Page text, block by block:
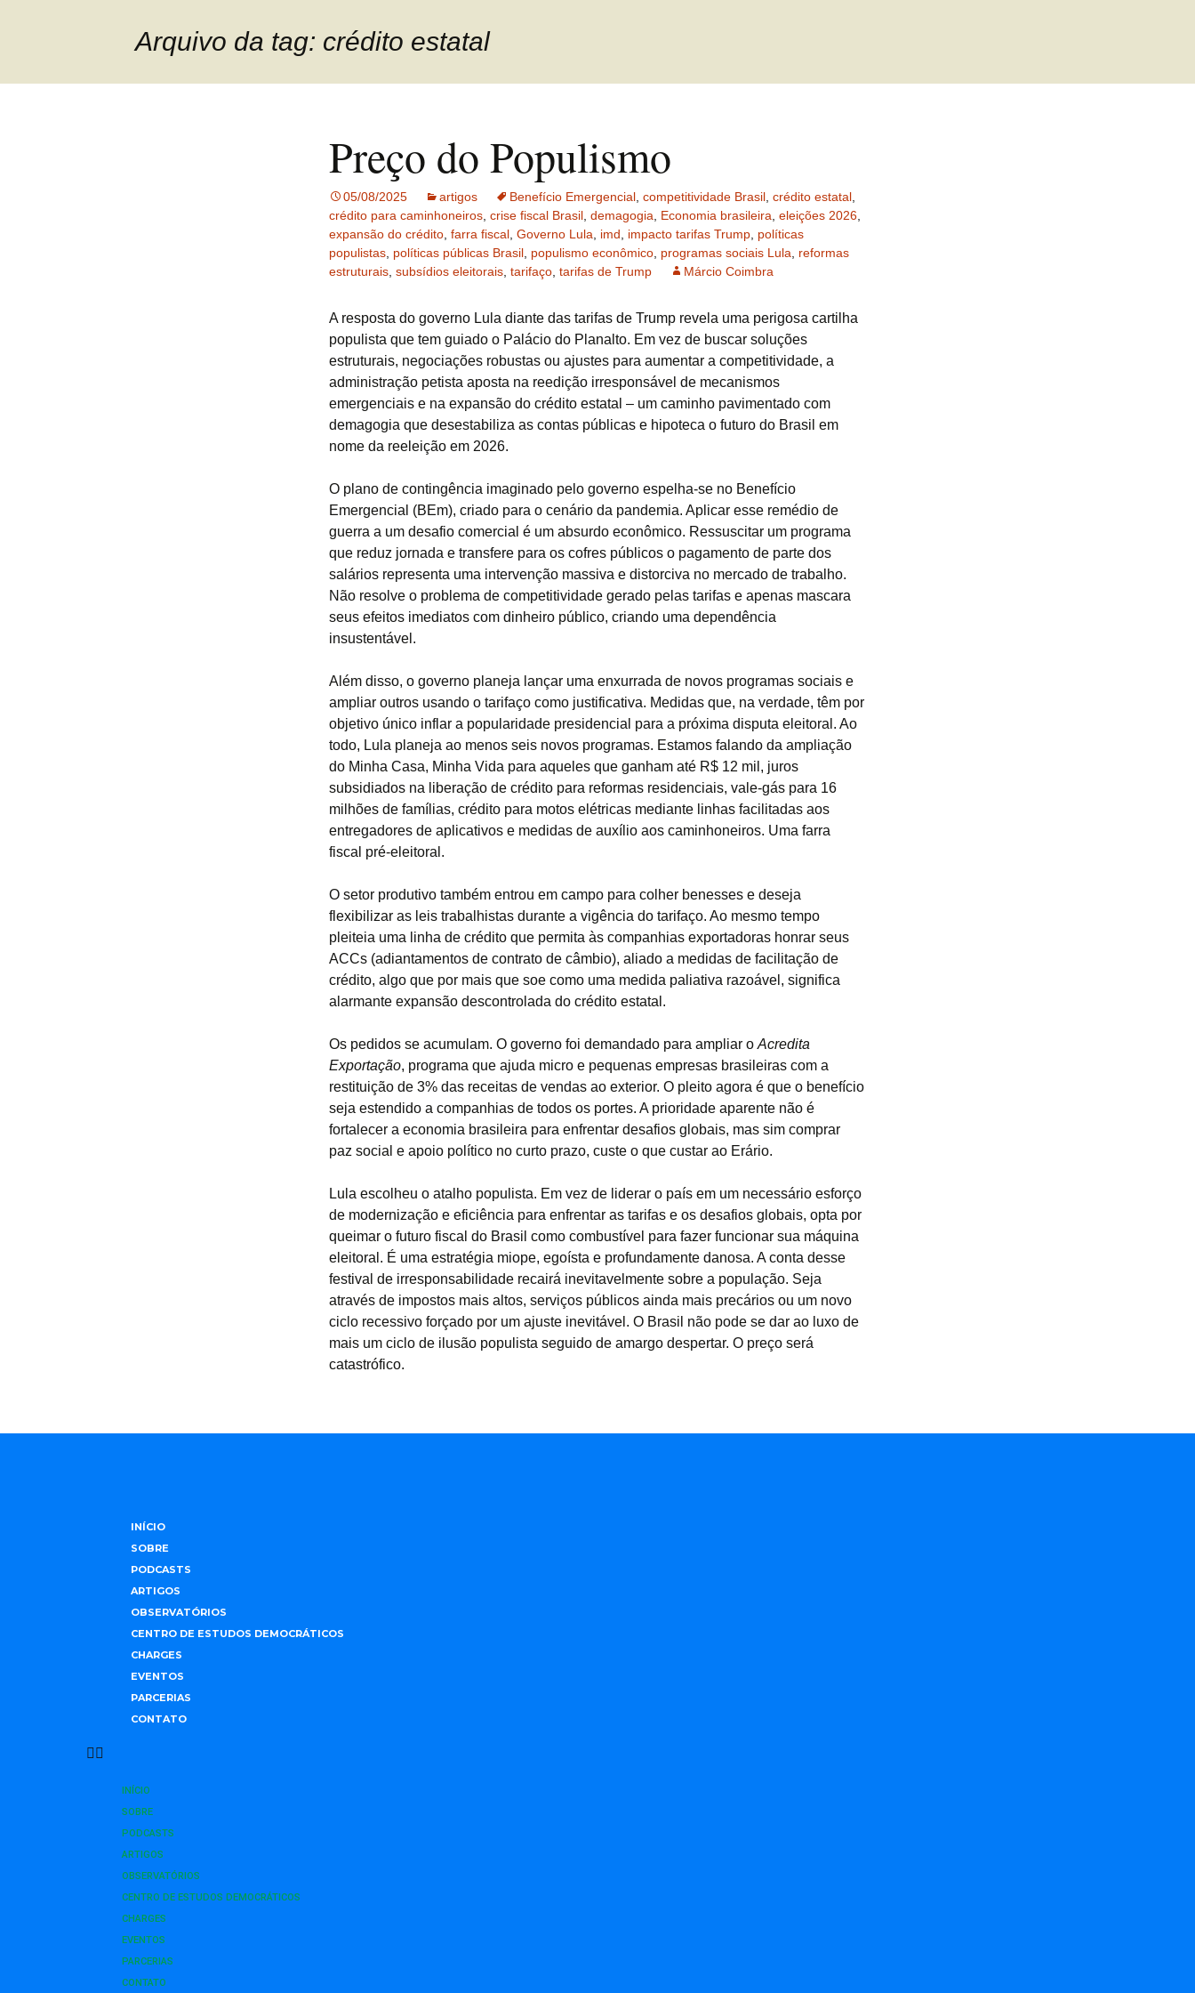
Arquivo da tag: crédito estatal
Preço do Populismo
05/08/2025 artigos Benefício Emergencial competitividade Brasil crédito estatal
crédito para caminhoneiros crise fiscal Brasil demagogia Economia brasileira eleições 2026
expansão do crédito farra fiscal Governo Lula imd impacto tarifas Trump políticas
populistas políticas públicas Brasil populismo econômico programas sociais Lula
reformas
estruturais subsídios eleitorais tarifaço tarifas de Trump Márcio Coimbra
A resposta do governo Lula diante das tarifas de Trump revela uma perigosa cartilha
populista que tem guiado o Palácio do Planalto. Em vez de buscar soluções
estruturais, negociações robustas ou ajustes para aumentar a competitividade, a
administração petista aposta na reedição irresponsável de mecanismos
emergenciais e na expansão do crédito estatal – um caminho pavimentado com
demagogia que desestabiliza as contas públicas e hipoteca o futuro do Brasil em
nome da reeleição em 2026.
O plano de contingência imaginado pelo governo espelha-se no Benefício
Emergencial (BEm), criado para o cenário da pandemia. Aplicar esse remédio de
guerra a um desafio comercial é um absurdo econômico. Ressuscitar um programa
que reduz jornada e transfere para os cofres públicos o pagamento de parte dos
salários representa uma intervenção massiva e distorciva no mercado de trabalho.
Não resolve o problema de competitividade gerado pelas tarifas e apenas mascara
seus efeitos imediatos com dinheiro público, criando uma dependência
insustentável.
Além disso, o governo planeja lançar uma enxurrada de novos programas sociais e
ampliar outros usando o tarifaço como justificativa. Medidas que, na verdade, têm por
objetivo único inflar a popularidade presidencial para a próxima disputa eleitoral. Ao
todo, Lula planeja ao menos seis novos programas. Estamos falando da ampliação
do Minha Casa, Minha Vida para aqueles que ganham até R$ 12 mil, juros
subsidiados na liberação de crédito para reformas residenciais, vale-gás para 16
milhões de famílias, crédito para motos elétricas mediante linhas facilitadas aos
entregadores de aplicativos e medidas de auxílio aos caminhoneiros. Uma farra
fiscal pré-eleitoral.
O setor produtivo também entrou em campo para colher benesses e deseja
flexibilizar as leis trabalhistas durante a vigência do tarifaço. Ao mesmo tempo
pleiteia uma linha de crédito que permita às companhias exportadoras honrar seus
ACCs (adiantamentos de contrato de câmbio), aliado a medidas de facilitação de
crédito, algo que por mais que soe como uma medida paliativa razoável, significa
alarmante expansão descontrolada do crédito estatal.
Os pedidos se acumulam. O governo foi demandado para ampliar o Acredita
Exportação, programa que ajuda micro e pequenas empresas brasileiras com a
restituição de 3% das receitas de vendas ao exterior. O pleito agora é que o benefício
seja estendido a companhias de todos os portes. A prioridade aparente não é
fortalecer a economia brasileira para enfrentar desafios globais, mas sim comprar
paz social e apoio político no curto prazo, custe o que custar ao Erário.
Lula escolheu o atalho populista. Em vez de liderar o país em um necessário esforço
de modernização e eficiência para enfrentar as tarifas e os desafios globais, opta por
queimar o futuro fiscal do Brasil como combustível para fazer funcionar sua máquina
eleitoral. É uma estratégia miope, egoísta e profundamente danosa. A conta desse
festival de irresponsabilidade recairá inevitavelmente sobre a população. Seja
através de impostos mais altos, serviços públicos ainda mais precários ou um novo
ciclo recessivo forçado por um ajuste inevitável. O Brasil não pode se dar ao luxo de
mais um ciclo de ilusão populista seguido de amargo despertar. O preço será
catastrófico.
INÍCIO
SOBRE
PODCASTS
ARTIGOS
OBSERVATÓRIOS
CENTRO DE ESTUDOS DEMOCRÁTICOS
CHARGES
EVENTOS
PARCERIAS
CONTATO
INÍCIO
SOBRE
PODCASTS
ARTIGOS
OBSERVATÓRIOS
CENTRO DE ESTUDOS DEMOCRÁTICOS
CHARGES
EVENTOS
PARCERIAS
CONTATO